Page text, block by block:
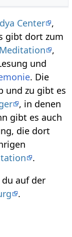
Center ,
gibt dort zum
Meditation
,
und
. Die
und zu gibt es
, in denen
gibt es auch
die dort
.
auf der
.